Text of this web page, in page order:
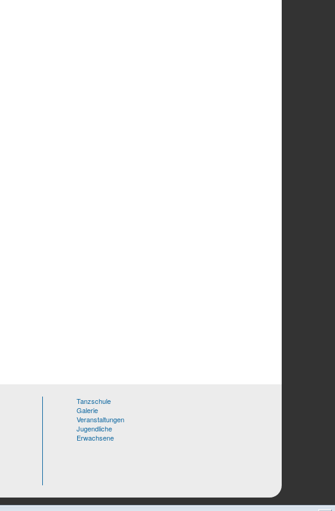
Tanzschule
Galerie
Veranstaltungen
Jugendliche
Erwachsene